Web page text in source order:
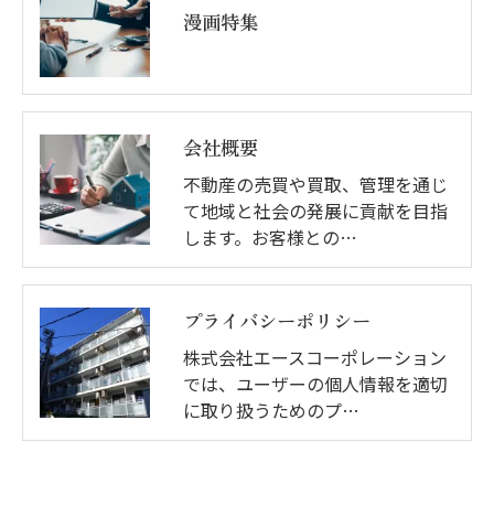
漫画特集
会社概要
不動産の売買や買取、管理を通じ
て地域と社会の発展に貢献を目指
します。お客様との…
プライバシーポリシー
株式会社エースコーポレーション
では、ユーザーの個人情報を適切
に取り扱うためのプ…